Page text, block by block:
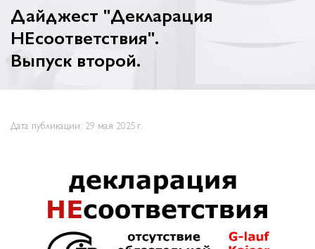
Дайджест "Декларация
НЕсоответствия".
Выпуск второй.
Дата публикации: 29 мая 2025 г.